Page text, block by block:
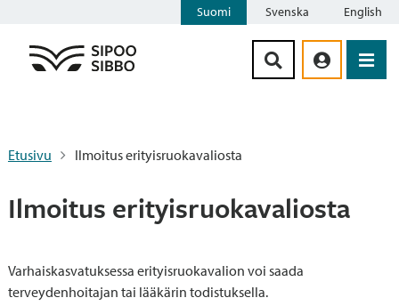
Suomi Svenska English
Etusivu Ilmoitus erityisruokavaliosta
Ilmoitus erityisruokavaliosta
Varhaiskasvatuksessa erityisruokavalion voi saada
terveydenhoitajan tai lääkärin todistuksella.